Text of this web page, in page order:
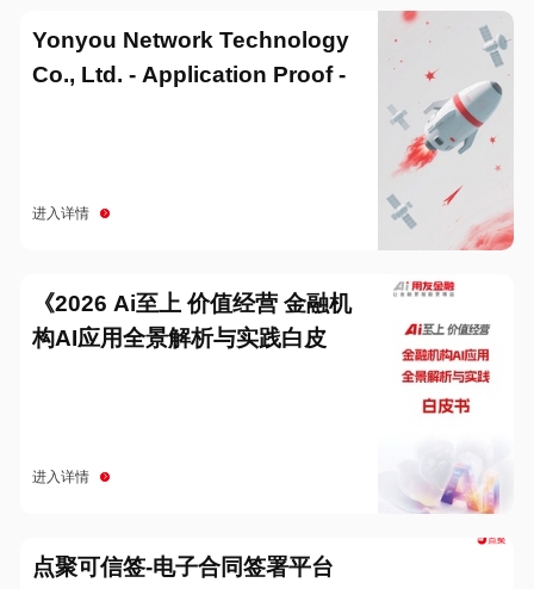
Yonyou Network Technology
Co., Ltd. - Application Proof -
进入详情
《2026 Ai至上 价值经营 金融机
构AI应用全景解析与实践白皮
进入详情
点聚可信签-电子合同签署平台